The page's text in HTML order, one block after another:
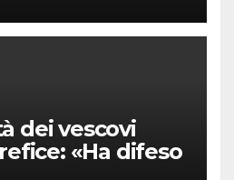
dei vescovi
«Ha difeso